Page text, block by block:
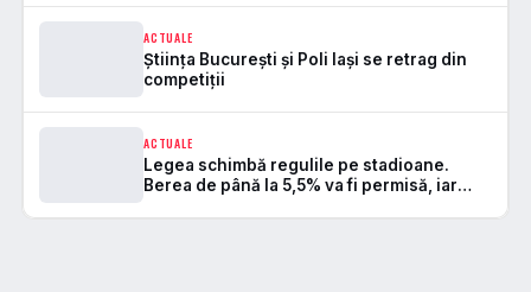
ACTUALE
Știința București și Poli Iași se retrag din
competiții
ACTUALE
Legea schimbă regulile pe stadioane.
Berea de până la 5,5% va fi permisă, iar